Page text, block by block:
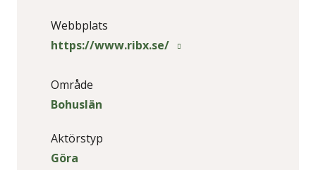
Webbplats
https://www.ribx.se/
Område
Bohuslän
Aktörstyp
Göra